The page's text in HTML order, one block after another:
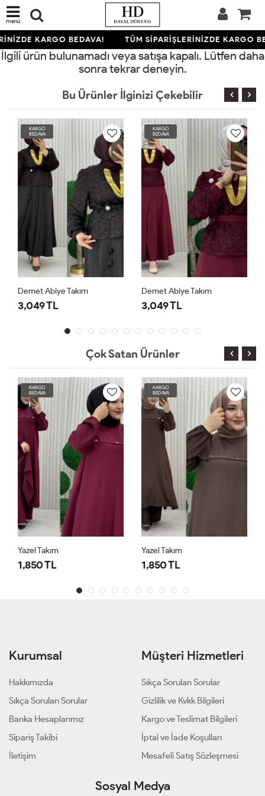
menü
KARGO BEDAVA! TÜM SİPARİŞLERİNİZDE KARGO
İlgili ürün bulunamadı veya satışa kapalı. Lütfen daha
sonra tekrar deneyin.
Bu Ürünler İlginizi Çekebilir
KARGO
BEDAVA
Demet Abiye Takım
3,049 TL
KARGO
BEDAVA
Demet Abiye Takım
3,049 TL
Çok Satan Ürünler
KARGO
BEDAVA
Yazel Takım
1,850 TL
KARGO
BEDAVA
Yazel Takım
1,850 TL
Kurumsal
Hakkımızda
Sıkça Sorulan Sorular
Banka Hesaplarımız
Sipariş Takibi
İletişim
Müşteri Hizmetleri
Sıkça Sorulan Sorular
Gizlilik ve Kvkk Bilgileri
Kargo ve Teslimat Bilgileri
İptal ve İade Koşulları
Mesafeli Satış Sözleşmesi
Sosyal Medya